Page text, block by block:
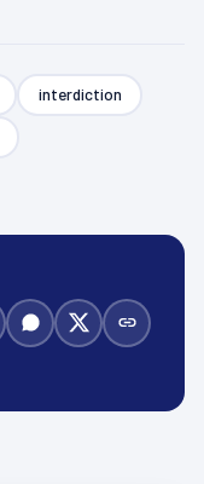
interdiction